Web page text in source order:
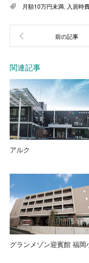
月額10万円未満, 入居時
関連記事
アルク
グランメゾン迎賓館 福岡